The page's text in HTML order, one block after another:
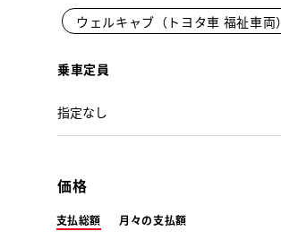
ウェルキャブ（トヨタ車 福祉車両）
乗車定員
価格
支払総額 月々の支払額